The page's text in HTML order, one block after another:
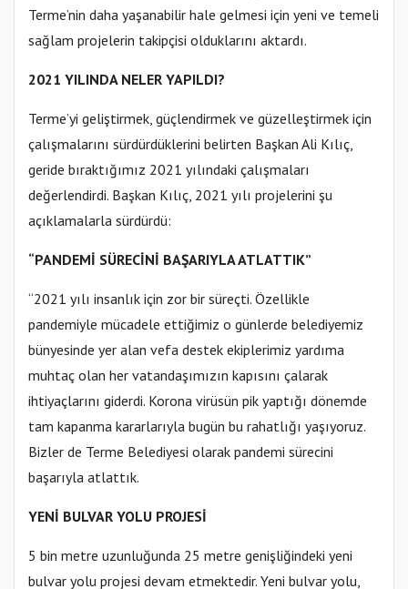
Terme’nin daha yaşanabilir hale gelmesi için yeni ve temeli
sağlam projelerin takipçisi olduklarını aktardı.
2021 YILINDA NELER YAPILDI?
Terme’yi geliştirmek, güçlendirmek ve güzelleştirmek için
çalışmalarını sürdürdüklerini belirten Başkan Ali Kılıç,
geride bıraktığımız 2021 yılındaki çalışmaları
değerlendirdi. Başkan Kılıç, 2021 yılı projelerini şu
açıklamalarla sürdürdü:
“PANDEMİ SÜRECİNİ BAŞARIYLA ATLATTIK”
“2021 yılı insanlık için zor bir süreçti. Özellikle
pandemiyle mücadele ettiğimiz o günlerde belediyemiz
bünyesinde yer alan vefa destek ekiplerimiz yardıma
muhtaç olan her vatandaşımızın kapısını çalarak
ihtiyaçlarını giderdi. Korona virüsün pik yaptığı dönemde
tam kapanma kararlarıyla bugün bu rahatlığı yaşıyoruz.
Bizler de Terme Belediyesi olarak pandemi sürecini
başarıyla atlattık.
YENİ BULVAR YOLU PROJESİ
5 bin metre uzunluğunda 25 metre genişliğindeki yeni
bulvar yolu projesi devam etmektedir. Yeni bulvar yolu,